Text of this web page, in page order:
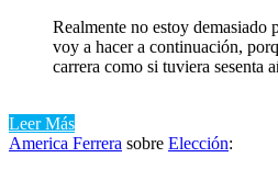
Realmente no estoy demasiado
voy a hacer a continuación,
carrera como si tuviera sesenta
Leer Más
America Ferrera sobre Elección: